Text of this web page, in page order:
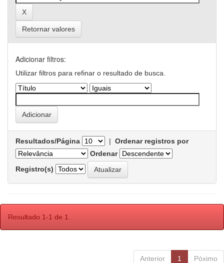
Retornar valores
Adicionar filtros:
Utilizar filtros para refinar o resultado de busca.
Resultados/Página | Ordenar registros por
Ordenar
Registro(s)
Resultado 1-1 de 1.
Anterior 1 Póximo